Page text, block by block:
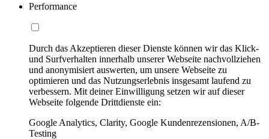
Performance
Durch das Akzeptieren dieser Dienste können wir das Klick-
und Surfverhalten innerhalb unserer Webseite nachvollziehen
und anonymisiert auswerten, um unsere Webseite zu
optimieren und das Nutzungserlebnis insgesamt laufend zu
verbessern. Mit deiner Einwilligung setzen wir auf dieser
Webseite folgende Drittdienste ein:
Google Analytics, Clarity, Google Kundenrezensionen, A/B-
Testing